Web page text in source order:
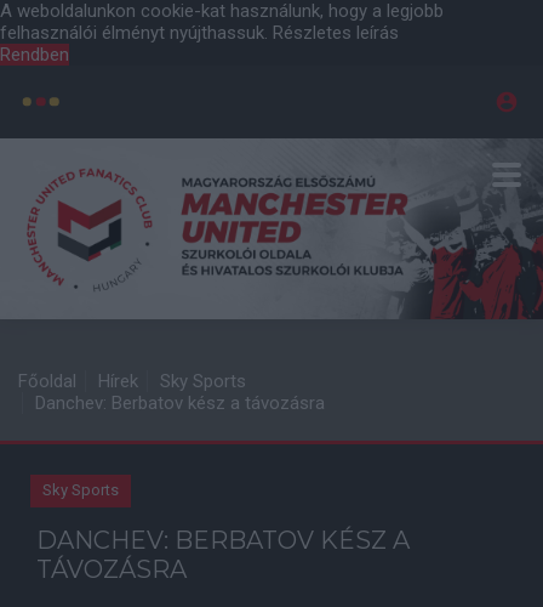
A weboldalunkon cookie-kat használunk, hogy a legjobb
felhasználói élményt nyújthassuk. Részletes leírás
Rendben
Főoldal Hírek
Sky Sports
Danchev: Berbatov kész a távozásra
Sky Sports
DANCHEV: BERBATOV KÉSZ A
TÁVOZÁSRA